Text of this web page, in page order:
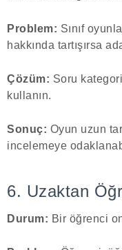
Problem: Sınıf
hakkında tartışırsa
Çözüm: Soru
kullanın.
Sonuç: Oyun uzun
incelemeye
6. Uzaktan
Durum: Bir öğrenci